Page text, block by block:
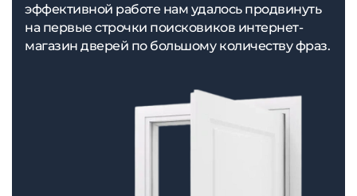
эффективной работе нам удалось продвинуть
на первые строчки поисковиков интернет-
магазин дверей по большому количеству фраз.